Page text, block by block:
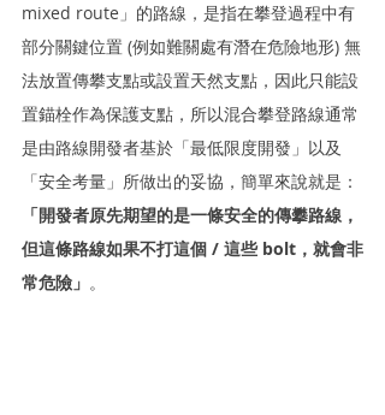
mixed route」的路線，是指在攀登過程中有
部分關鍵位置 (例如難關處有潛在危險地形) 無
法放置傳攀支點或設置天然支點，因此只能設
置錨栓作為保護支點，所以混合攀登路線通常
是由路線開發者基於「最低限度開發」以及
「安全考量」所做出的妥協，簡單來說就是：
「開發者原先期望的是一條安全的傳攀路線，
但這條路線如果不打這個 / 這些 bolt，就會非
常危險」 。